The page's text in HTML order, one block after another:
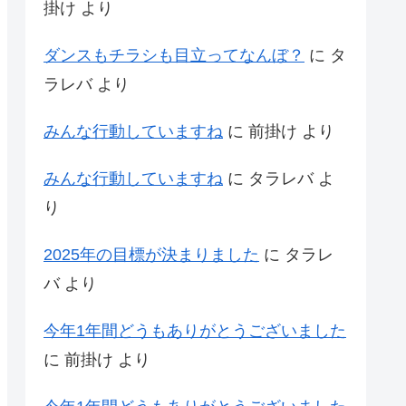
掛け より
ダンスもチラシも目立ってなんぼ？ に タ
ラレバより
みんな行動していますね に 前掛け より
みんな行動していますね に タラレバよ
り
2025年の目標が決まりました に タラレ
バより
今年1年間どうもありがとうございました
に 前掛け より